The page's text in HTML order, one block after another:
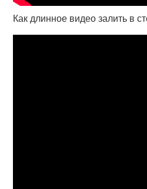
Как длинное видео залить в